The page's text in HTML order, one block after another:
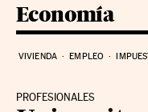
Economía
VIVIENDA EMPLEO
PROFESIONALES